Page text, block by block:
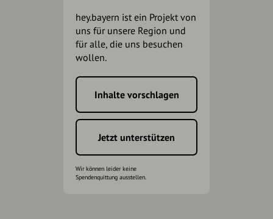
hey.bayern ist ein Projekt von
uns für unsere Region und
für alle, die uns besuchen
wollen.
Inhalte vorschlagen
Jetzt unterstützen
Wir können leider keine
Spendenquittung ausstellen.